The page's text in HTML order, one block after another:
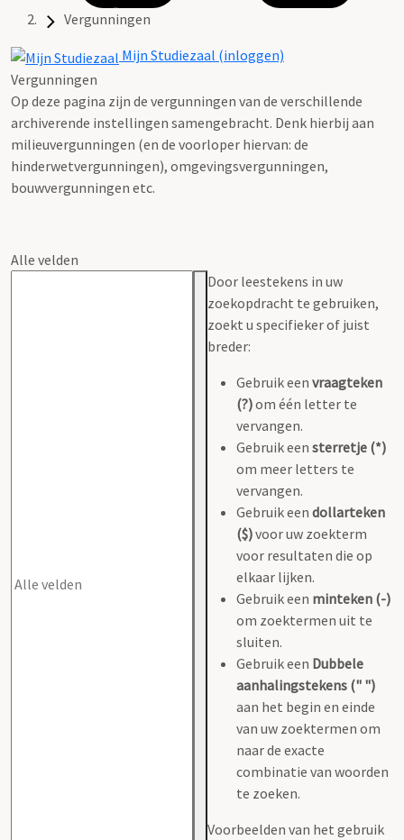
Vergunningen
Mijn Studiezaal (inloggen)
Vergunningen
Op deze pagina zijn de vergunningen van de verschillende
archiverende instellingen samengebracht. Denk hierbij aan
milieuvergunningen (en de voorloper hiervan: de
hinderwetvergunningen), omgevingsvergunningen,
bouwvergunningen etc.
Alle velden
Door leestekens in uw
zoekopdracht te gebruiken,
zoekt u specifieker of juist
breder:
Gebruik een vraagteken
(?)om één letter te
vervangen.
Gebruik een sterretje (*)
om meer letters te
vervangen.
Gebruik een dollarteken
($)voor uw zoekterm
voor resultaten die op
elkaar lijken.
Gebruik een minteken (-)
om zoektermen uit te
sluiten.
Gebruik een Dubbele
aanhalingstekens (" ")
aan het begin en einde
van uw zoektermen om
naar de exacte
combinatie van woorden
te zoeken.
Voorbeelden van het gebruik